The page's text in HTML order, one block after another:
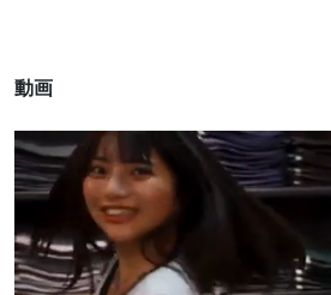
動画